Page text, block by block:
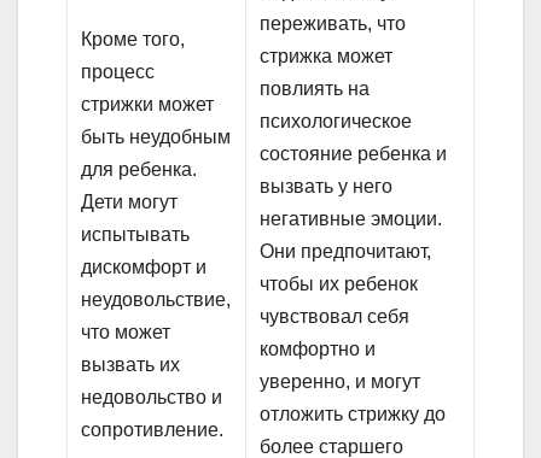
Кроме того,
процесс
стрижки может
быть неудобным
для ребенка.
Дети могут
испытывать
дискомфорт и
неудовольствие,
что может
вызвать их
недовольство и
сопротивление.
переживать, что
стрижка может
повлиять на
психологическое
состояние ребенка и
вызвать у него
негативные эмоции.
Они предпочитают,
чтобы их ребенок
чувствовал себя
комфортно и
уверенно, и могут
отложить стрижку до
более старшего